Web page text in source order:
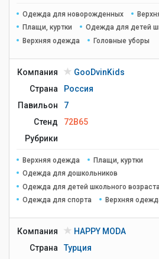
Одежда для новорожденных
Плащи, куртки
Одежда для детей
Верхняя одежда
Головные уборы
Компания
GooDvinKids
Страна
Россия
Павильон
7
Стенд
72B65
Рубрики
Верхняя одежда
Плащи, куртки
Одежда для дошкольников
Одежда для детей школьного возраста
Одежда для спорта
Верхняя
Компания
HAPPY MODA
Страна
Турция